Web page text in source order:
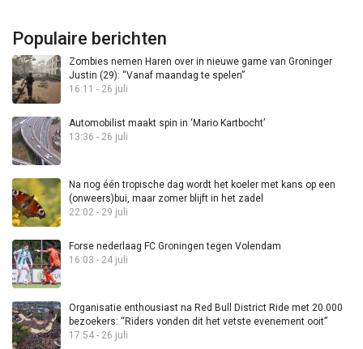
Populaire berichten
Zombies nemen Haren over in nieuwe game van Groninger
Justin (29): “Vanaf maandag te spelen”
16:11 - 26 juli
Automobilist maakt spin in ‘Mario Kartbocht’
13:36 - 26 juli
Na nog één tropische dag wordt het koeler met kans op een
(onweers)bui, maar zomer blijft in het zadel
22:02 - 29 juli
Forse nederlaag FC Groningen tegen Volendam
16:03 - 24 juli
Organisatie enthousiast na Red Bull District Ride met 20.000
bezoekers: “Riders vonden dit het vetste evenement ooit”
17:54 - 26 juli